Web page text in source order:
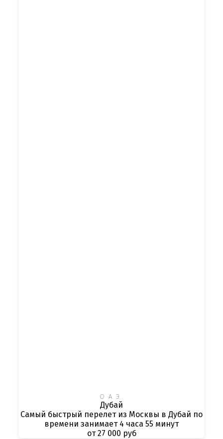
ОАЭ
Дубай
Самый быстрый перелет из Москвы в Дубай по
времени занимает 4 часа 55 минут
от 27 000 руб